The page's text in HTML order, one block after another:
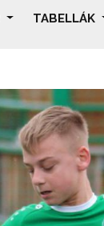
TABELLÁK